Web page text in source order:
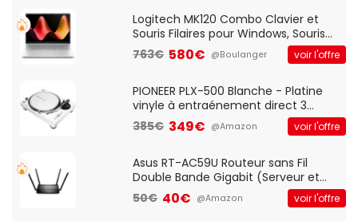
QWERTY UK - Noir
Logitech MK120 Combo Clavier et
Souris Filaires pour Windows, Souris
Optique Filaire, Connexion USB Plug
And Play, Confortable, Taille
QWERTY UK - Noir
763€ 580€ @Boulanger voir l'offre
PIONEER PLX-500 Blanche - Platine
vinyle à entraénement direct 3
vitesses (33-45-78 trs/min) avec
pre-ampli intégré et port USB
385€ 349€ @Amazon voir l'offre
Asus RT-AC59U Routeur sans Fil
Double Bande Gigabit (Serveur et
Client VPN, Triple Vlan, Mode Point
d'accès et Bridge, contrôle Parental,
50€ 40€ @Amazon voir l'offre